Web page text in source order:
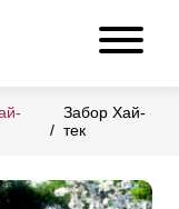
Забор Хай-
тек